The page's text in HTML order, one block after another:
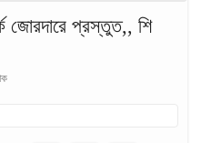
জোরদারে প্রস্তুত,, শি